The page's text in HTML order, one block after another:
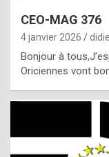
CEO-MAG 376
4 janvier 2026
Bonjour à
Oriciennes vont